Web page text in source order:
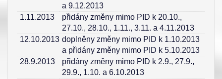
a 9.12.2013
1.11.2013
přidány změny mimo PID k 20.10.,
27.10., 28.10., 1.11., 3.11. a 4.11.2013
12.10.2013 doplněny změny mimo PID k 1.10.2013
a přidány změny mimo PID k 5.10.2013
28.9.2013
přidány změny mimo PID k 2.9., 27.9.,
29.9., 1.10. a 6.10.2013